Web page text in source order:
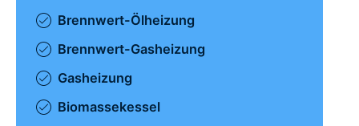
Brennwert-Ölheizung
Brennwert-Gasheizung
Gasheizung
Biomassekessel